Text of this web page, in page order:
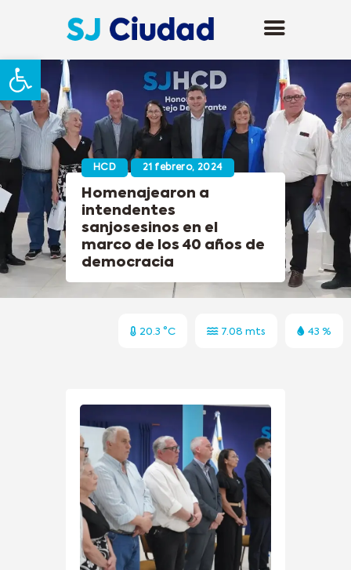
Abrir barra de herramientas
HCD 21 febrero, 2024
Homenajearon a
intendentes
sanjosesinos en el
marco de los 40 años de
democracia
20.3 °C 7.08 mts 43 %